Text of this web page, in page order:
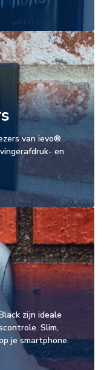
van ievo®
en
zijn ideale
Slim,
je smartphone.